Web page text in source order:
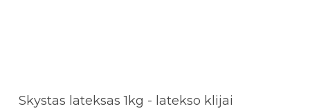
Skystas lateksas 1kg - latekso klijai